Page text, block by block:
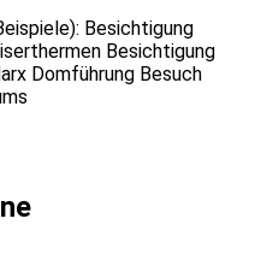
Besichtigung
Besichtigung
Domführung Besuch